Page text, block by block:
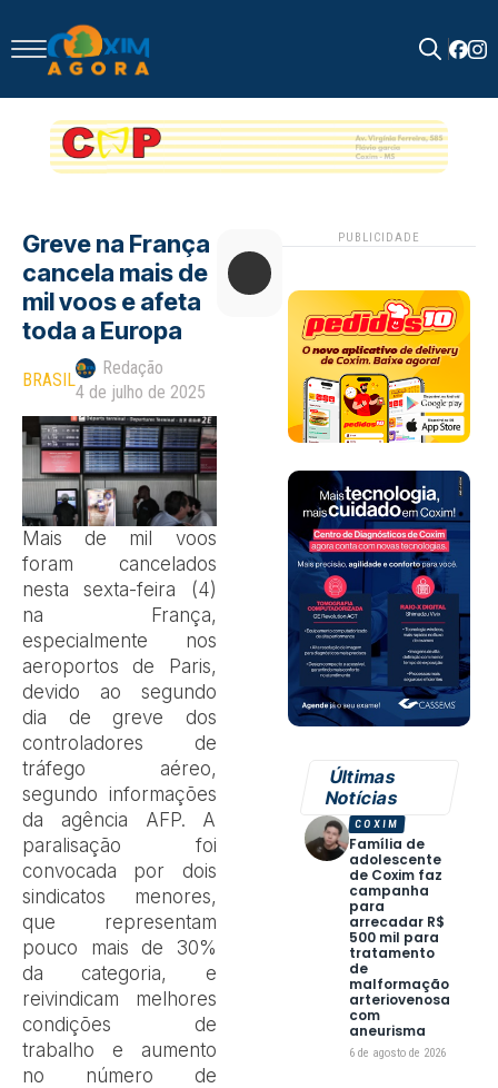
for:
Greve na França
cancela mais de
mil voos e afeta
toda a Europa
BRASIL
Redação
4 de julho de 2025
Mais de mil voos
foram cancelados
nesta sexta-feira (4)
na França,
especialmente nos
aeroportos de Paris,
devido ao segundo
dia de greve dos
controladores de
tráfego aéreo,
segundo informações
da agência AFP. A
paralisação foi
convocada por dois
sindicatos menores,
que representam
pouco mais de 30%
da categoria, e
reivindicam melhores
condições de
trabalho e aumento
no número de
PUBLICIDADE
Últimas
Notícias
Família de
adolescente
de Coxim faz
campanha
para
arrecadar R$
500 mil para
tratamento
de
malformação
arteriovenosa
com
aneurisma
6 de agosto de 2026
COXIM